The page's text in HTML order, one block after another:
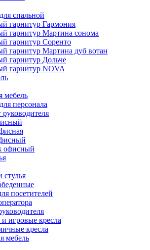
спальной
гарнитур Гармония
гарнитур Мартина сонома
гарнитур Соренто
гарнитур Мартина дуб вотан
гарнитур Дольче
гарнитур NOVA
мебель
персонала
офисный
стулья
посетителей
и игровые кресла
кресла
мебель